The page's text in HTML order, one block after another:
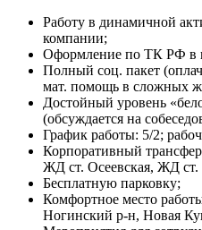
Об Отеле
Документы
Программа лояльности
Вакансии
Новости
Отзывы
Фотографии
Вокруг нас
Презентация
Карта отеля
Блог
Работу в динамичной
компании;
Оформление по ТК РФ в
Полный соц. пакет
мат. помощь в сложных
Достойный уровень
(обсуждается на
График работы: 5/2;
Корпоративный
ЖД ст. Осеевская, ЖД ст.
Бесплатную парковку;
Комфортное место
Ногинский р-н, Новая
Связаться с
Связаться с
Связаться с
Заказать
Принять все
Политикой обработки cookies
на странице.
Принять все
Сбросить
Забронировать